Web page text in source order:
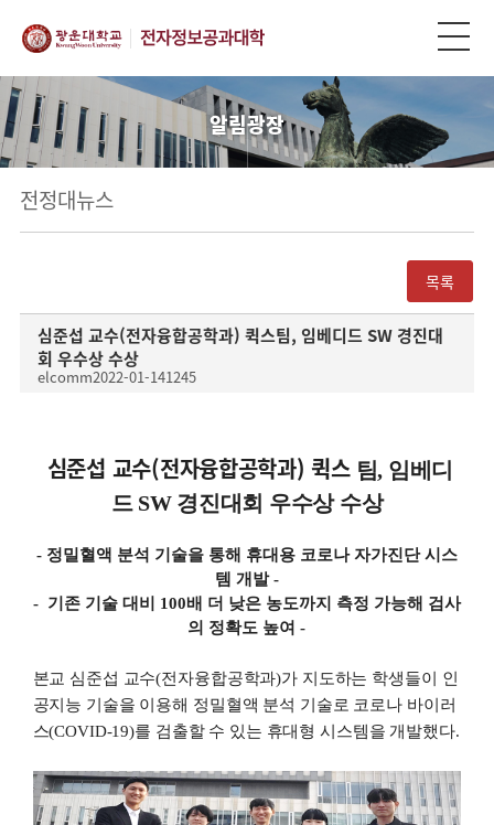
알림광장
전정대뉴스
목록
심준섭 교수(전자융합공학과) 퀵스팀, 임베디드 SW 경진대
회 우수상 수상
elcomm2022-01-141245
심준섭 교수(전자융합공학과) 퀵스 팀, 임베디
드 SW 경진대회 우수상 수상
- 정밀혈액 분석 기술을 통해 휴대용 코로나 자가진단 시스
템 개발-
- 기존 기술 대비 100배 더 낮은 농도까지 측정 가능해 검사
의 정확도 높여-
본교 심준섭 교수(전자융합공학과)가 지도하는 학생들이 인
공지능 기술을 이용해 정밀혈액 분석 기술로 코로나 바이러
스(COVID-19)를 검출할 수 있는 휴대형 시스템을 개발했다.